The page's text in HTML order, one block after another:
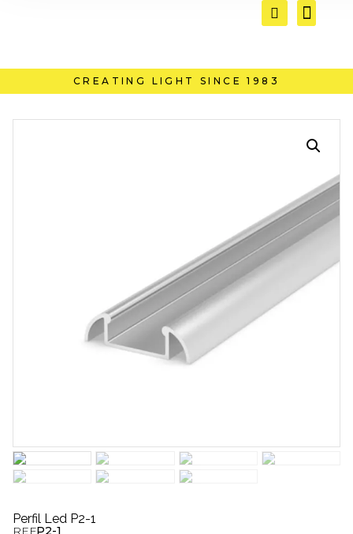
CREATING LIGHT SINCE 1983
Perfil Led P2-1
REFP2-1